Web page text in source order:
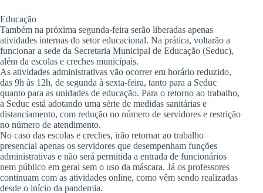
Educação
Também na próxima segunda-feira serão liberadas apenas
atividades internas do setor educacional. Na prática, voltarão a
funcionar a sede da Secretaria Municipal de Educação (Seduc),
além da escolas e creches municipais.
As atividades administrativas vão ocorrer em horário reduzido,
das 9h às 12h, de segunda à sexta-feira, tanto para a Seduc
quanto para as unidades de educação. Para o retorno ao trabalho,
a Seduc está adotando uma série de medidas sanitárias e
distanciamento, com redução no número de servidores e restrição
no número de atendimento.
No caso das escolas e creches, irão retornar ao trabalho
presencial apenas os servidores que desempenham funções
administrativas e não será permitida a entrada de funcionários
nem público em geral sem o uso da máscara. Já os professores
continuam com as atividades online, como vêm sendo realizadas
desde o início da pandemia.